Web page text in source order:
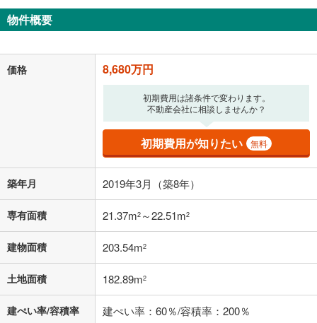
ナス時の増額分（1回分）を入力してください。
ボーナス払いの限度額は金融機関によって異なります。
閉じる
月々の返済額 225,320円/月
上、ご自身での入力をお願いいたします。初期設定で自動入力されてい
る値は、実際の金融機関等における貸出金利とは何ら関係がなく、実際
の金融機関等における貸出金利を何ら保証するものではありません。返
済方法「元利均等返済」にて算出しております。入力された金利を35年
適用した場合の計算結果を表示しています。
その他月額費用や、初期費用がかかります。ご注意ください。実際にお
借り入れの際は各金融機関等に、必ずご自身でご確認をお願いいたしま
す。
条件によってお借り入れができないことがあります。
不動産会社に購入相談をする
物件概要
価格 8,680万円
初期費用は諸条件で変わります。
不動産会社に相談しませんか？
初期費用が知りたい 無料
築年月 2019年3月（築8年）
専有面積 21.37m2 ～22.51m2
建物面積 203.54m2
土地面積 182.89m2
建ぺい率/容積率 建ぺい率：60％/容積率：200％